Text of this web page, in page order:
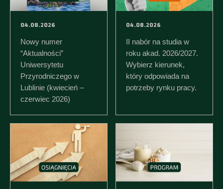
04.08.2026
Nowy numer
“Aktualności”
Uniwersytetu
Przyrodniczego w
Lublinie (kwiecień –
czerwiec 2026)
04.08.2026
II nabór na studia w
roku akad. 2026/2027.
Wybierz kierunek,
który odpowiada na
potrzeby rynku pracy.